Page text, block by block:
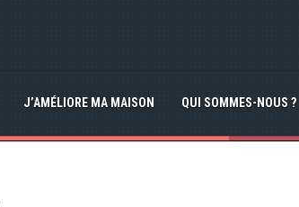
J’AMÉLIORE MA MAISON QUI SOMMES-NOUS ?